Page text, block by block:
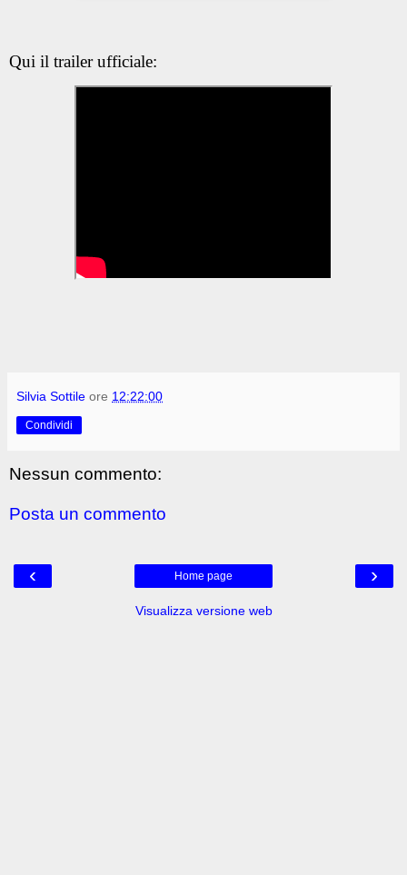
Qui il trailer ufficiale:
Silvia Sottile ore 12:22:00
Condividi
Nessun commento:
Posta un commento
‹ ›
Home page
Visualizza versione web